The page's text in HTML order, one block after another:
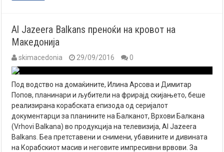
Al Jazeera Balkans преноќи на кровот на
Македонија
skimacedonia 29/09/2016 0
Под водство на домаќините, Илина Арсова и Димитар
Попов, планинари и љубители на фрирајд скијањето, беше
реализирана корабската епизода од серијалот
документарци за планините на Балканот, Врхови Балкана
(Vrhovi Balkana) во продукција на телевизија, Al Jazeera
Balkans. Беа претставени и снимени, убавините и дивината
на Корабскиот масив и неговите импресивни врвови. За